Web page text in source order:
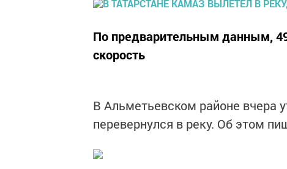
По предварительным данным,
скорость
В Альметьевском районе вчера
перевернулся в реку. Об этом